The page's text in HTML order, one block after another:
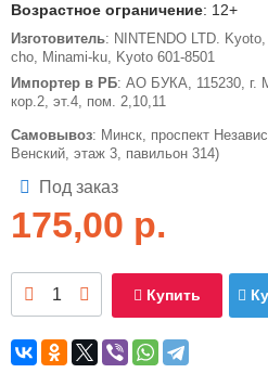
Возрастное ограничение: 12+
Изготовитель: NINTENDO LTD.
cho, Minami-ku, Kyoto 601-8501
Импортер в РБ: АО БУКА, 115230, г.
кор.2, эт.4, пом. 2,10,11
Самовывоз: Минск, проспект
Венский, этаж 3, павильон 314)
Под заказ
175,00 р.
Купить